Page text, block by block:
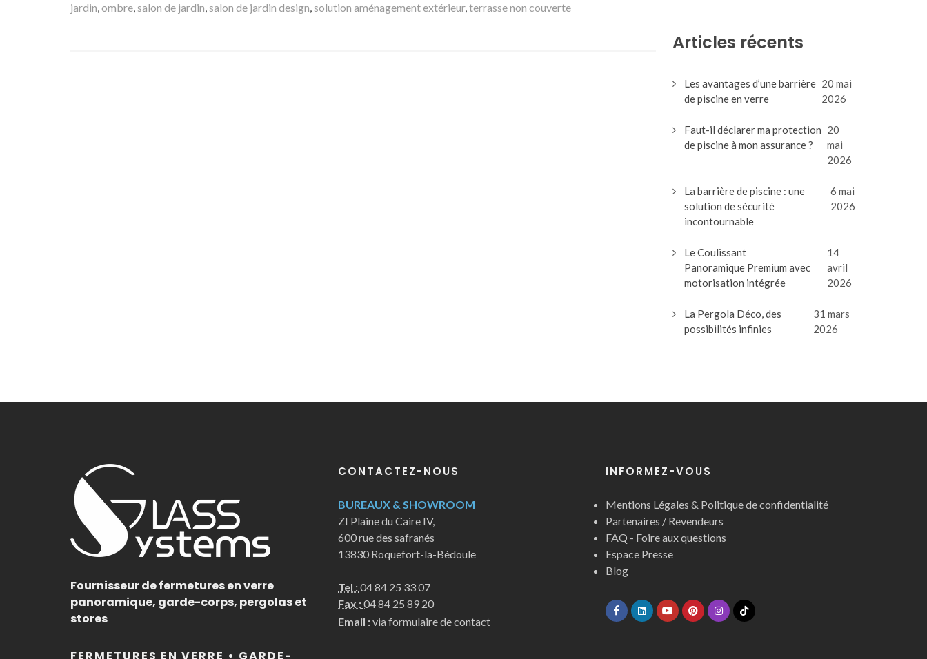
jardin,ombre,salon de jardin,salon de jardin design,solution aménagement extérieur,terrasse non couverte
Articles récents
Les avantages d’une barrière
de piscine en verre
20 mai
2026
Faut-il déclarer ma protection
de piscine à mon assurance ?
20
mai
2026
La barrière de piscine : une
solution de sécurité
incontournable
6 mai
2026
Le Coulissant
Panoramique Premium avec
motorisation intégrée
14
avril
2026
La Pergola Déco, des
possibilités infinies
31 mars
2026
Fournisseur de fermetures en verre
panoramique, garde-corps, pergolas et
stores
CONTACTEZ-NOUS
BUREAUX & SHOWROOM
ZI Plaine du Caire IV,
600 rue des safranés
13830 Roquefort-la-Bédoule
Tel :04 84 25 33 07
Fax :04 84 25 89 20
Email :via formulaire de contact
INFORMEZ-VOUS
Mentions Légales & Politique de confidentialité
Partenaires / Revendeurs
FAQ - Foire aux questions
Espace Presse
Blog